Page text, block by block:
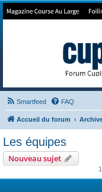
Forum de Cup In
Smartfeed FAQ
Accueil du forum
Les équipes
Nouveau sujet